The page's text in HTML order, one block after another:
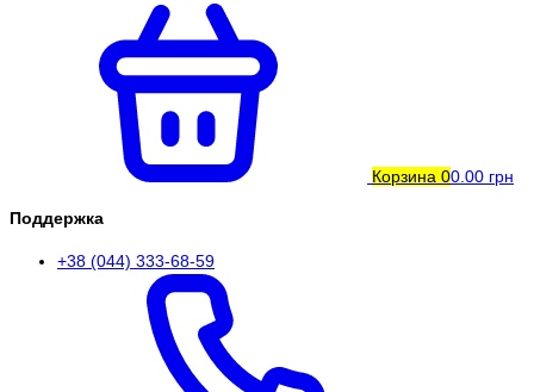
Корзина 00.00 грн
Поддержка
+38 (044) 333-68-59